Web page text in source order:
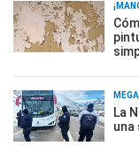
La
una